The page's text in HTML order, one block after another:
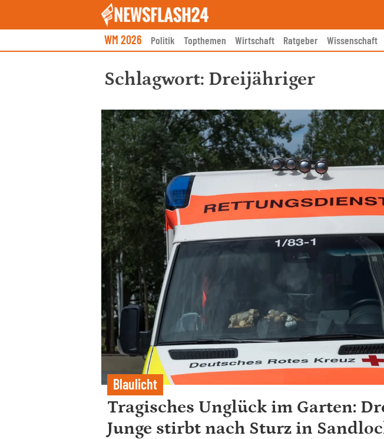
WM 2026 Politik Topthemen Wirtschaft Ratgeber Wissenschaft
Schlagwort: Dreijähriger
Blaulicht
Tragisches Unglück im Garten:
Junge stirbt nach Sturz in